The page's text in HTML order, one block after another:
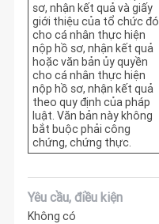
sơ, nhận kết quả và giấy
giới thiệu của tổ chức đó
cho cá nhân thực hiện
nộp hồ sơ, nhận kết quả
hoặc văn bản ủy quyền
cho cá nhân thực hiện
nộp hồ sơ, nhận kết quả
theo quy định của pháp
luật. Văn bản này không
bắt buộc phải công
chứng, chứng thực.
Yêu cầu, điều kiện
Không có